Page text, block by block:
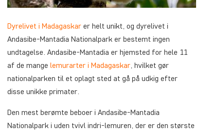
Dyrelivet i Madagaskar er helt unikt, og dyrelivet i
Andasibe-Mantadia Nationalpark er bestemt ingen
undtagelse. Andasibe-Mantadia er hjemsted for hele 11
af de mange lemurarter i Madagaskar, hvilket gør
nationalparken til et oplagt sted at gå på udkig efter
disse unikke primater.
Den mest berømte beboer i Andasibe-Mantadia
Nationalpark i uden tvivl indri-lemuren, der er den største